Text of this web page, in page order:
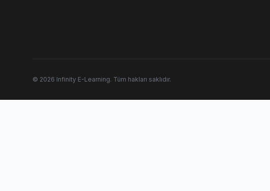
© 2026 Infinity E-Learning. Tüm hakları saklıdır.